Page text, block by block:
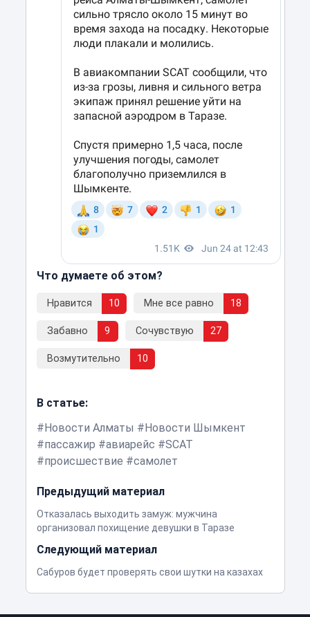
Что думаете об этом?
Нравится 10 Мне все равно 18
Забавно 9 Сочувствую 27
Возмутительно 10
В статье:
Новости Алматы
Новости Шымкент
пассажир
авиарейс
SCAT
происшествие
самолет
Предыдущий материал
Отказалась выходить замуж: мужчина
организовал похищение девушки в Таразе
Следующий материал
Сабуров будет проверять свои шутки на казахах